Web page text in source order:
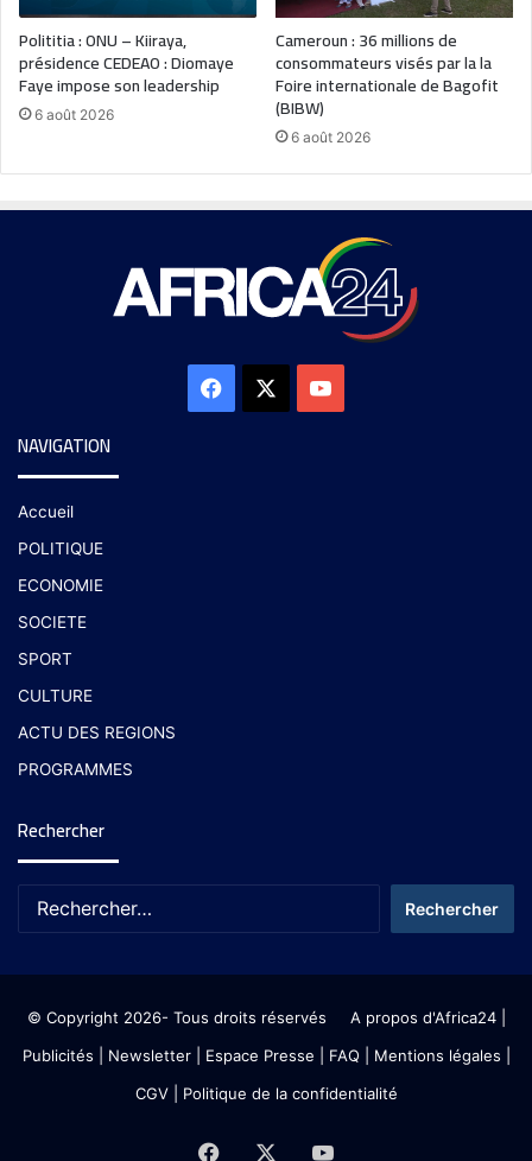
Polititia : ONU – Kiiraya,
présidence CEDEAO : Diomaye
Faye impose son leadership
6 août 2026
Cameroun : 36 millions de
consommateurs visés par la la
Foire internationale de Bagofit
(BIBW)
6 août 2026
NAVIGATION
Accueil
POLITIQUE
ECONOMIE
SOCIETE
SPORT
CULTURE
ACTU DES REGIONS
PROGRAMMES
Rechercher
© Copyright 2026- Tous droits réservés A propos d'Africa24|
Publicités
Newsletter| Espace Presse | FAQ | Mentions légales
CGV| Politique de la confidentialité